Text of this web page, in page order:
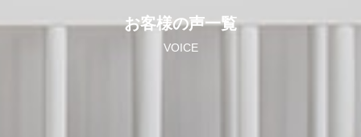
お客様の声一覧
VOICE